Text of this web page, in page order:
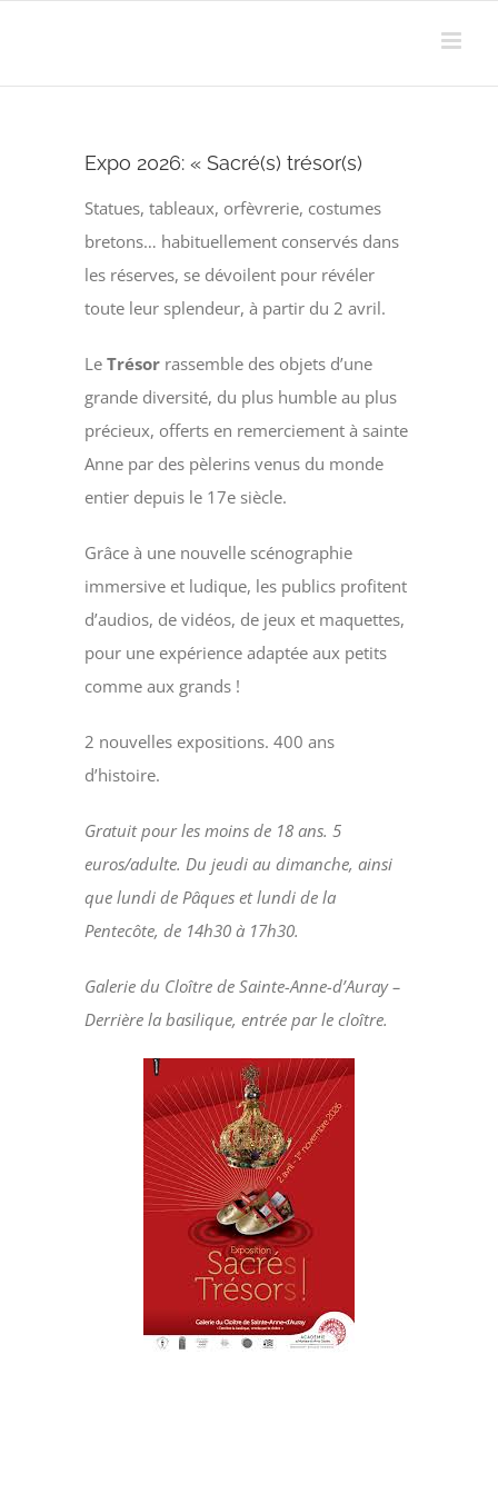
contenu
Expo 2026: « Sacré(s) trésor(s)
Statues, tableaux, orfèvrerie, costumes
bretons… habituellement conservés dans
les réserves, se dévoilent pour révéler
toute leur splendeur, à partir du 2 avril.
LeTrésor rassemble des objets d’une
grande diversité, du plus humble au plus
précieux, offerts en remerciement à sainte
Anne par des pèlerins venus du monde
entier depuis le 17e siècle.
Grâce à une nouvelle scénographie
immersive et ludique, les publics profitent
d’audios, de vidéos, de jeux et maquettes,
pour une expérience adaptée aux petits
comme aux grands !
2 nouvelles expositions. 400 ans
d’histoire.
Gratuit pour les moins de 18 ans. 5
euros/adulte. Du jeudi au dimanche, ainsi
que lundi de Pâques et lundi de la
Pentecôte, de 14h30 à 17h30.
Galerie du Cloître de Sainte-Anne-d’Auray –
Derrière la basilique, entrée par le cloître.